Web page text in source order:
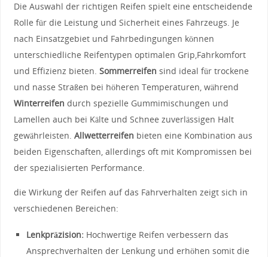
Die Auswahl der richtigen Reifen spielt eine entscheidende
Rolle für die Leistung⁣ und Sicherheit eines ‌Fahrzeugs. ⁣Je
nach Einsatzgebiet ‍und Fahrbedingungen können
unterschiedliche Reifentypen optimalen Grip,Fahrkomfort
und Effizienz‍ bieten. Sommerreifen sind ideal ​für trockene
und⁢ nasse Straßen ⁣bei höheren‍ Temperaturen, während
Winterreifen durch spezielle Gummimischungen‌ und
Lamellen auch ​bei Kälte und Schnee⁢ zuverlässigen Halt
gewährleisten. Allwetterreifen bieten eine Kombination aus
beiden Eigenschaften, ‌allerdings oft mit‍ Kompromissen bei
der spezialisierten Performance.
die ‍Wirkung der Reifen​ auf das ​Fahrverhalten zeigt sich in
verschiedenen⁣ Bereichen:
Lenkpräzision: Hochwertige Reifen ‍verbessern⁢ das​
Ansprechverhalten der Lenkung ⁣und erhöhen somit die‍